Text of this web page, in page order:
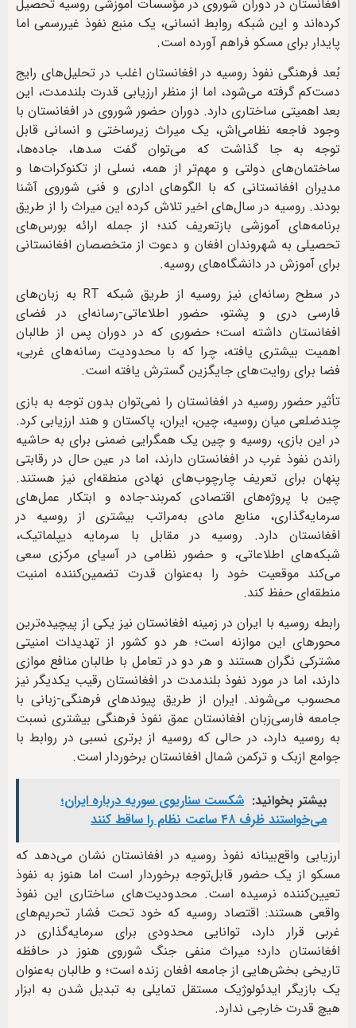
افغانستان در دوران شوروی در مؤسسات آموزشی روسیه تحصیل
کرده‌اند و این شبکه روابط انسانی، یک منبع نفوذ غیررسمی اما
پایدار برای مسکو فراهم آورده است.
بُعد فرهنگی نفوذ روسیه در افغانستان اغلب در تحلیل‌های رایج
دست‌کم گرفته می‌شود، اما از منظر ارزیابی قدرت بلندمدت، این
بعد اهمیتی ساختاری دارد. دوران حضور شوروی در افغانستان با
وجود فاجعه نظامی‌اش، یک میراث زیرساختی و انسانی قابل
‌توجه به جا گذاشت که می‌توان گفت سدها، جاده‌ها،
ساختمان‌های دولتی و مهم‌تر از همه، نسلی از تکنوکرات‌ها و
مدیران افغانستانی که با الگوهای اداری و فنی شوروی آشنا
بودند. روسیه در سال‌های اخیر تلاش کرده این میراث را از طریق
برنامه‌های آموزشی بازتعریف کند؛ از جمله ارائه بورس‌های
تحصیلی به شهروندان افغان و دعوت از متخصصان افغانستانی
برای آموزش در دانشگاه‌های روسیه.
در سطح رسانه‌ای نیز روسیه از طریق شبکه RT به زبان‌های
فارسی دری و پشتو، حضور اطلاعاتی-رسانه‌ای در فضای
افغانستان داشته است؛ حضوری که در دوران پس از طالبان
اهمیت بیشتری یافته، چرا که با محدودیت رسانه‌های غربی،
فضا برای روایت‌های جایگزین گسترش یافته است.
تأثیر حضور روسیه در افغانستان را نمی‌توان بدون توجه به بازی
چندضلعی میان روسیه، چین، ایران، پاکستان و هند ارزیابی کرد.
در این بازی، روسیه و چین یک همگرایی ضمنی برای به حاشیه
راندن نفوذ غرب در افغانستان دارند، اما در عین حال در رقابتی
پنهان برای تعریف چارچوب‌های نهادی منطقه‌ای نیز هستند.
چین با پروژه‌های اقتصادی کمربند-جاده و ابتکار عمل‌های
سرمایه‌گذاری، منابع مادی به‌مراتب بیشتری از روسیه در
افغانستان دارد. روسیه در مقابل با سرمایه دیپلماتیک،
شبکه‌های اطلاعاتی، و حضور نظامی در آسیای مرکزی سعی
می‌کند موقعیت خود را به‌عنوان قدرت تضمین‌کننده امنیت
منطقه‌ای حفظ کند.
رابطه روسیه با ایران در زمینه افغانستان نیز یکی از پیچیده‌ترین
محورهای این موازنه است؛ هر دو کشور از تهدیدات امنیتی
مشترکی نگران هستند و هر دو در تعامل با طالبان منافع موازی
دارند، اما در مورد نفوذ بلندمدت در افغانستان رقیب یکدیگر نیز
محسوب می‌شوند. ایران از طریق پیوندهای فرهنگی-زبانی با
جامعه فارسی‌زبان افغانستان عمق نفوذ فرهنگی بیشتری نسبت
به روسیه دارد، در حالی که روسیه از برتری نسبی در روابط با
جوامع ازبک و ترکمن شمال افغانستان برخوردار است.
بیشتر بخوانید: شکست سناریوی سوریه درباره ایران؛
می‌خواستند ظرف ۴۸ ساعت نظام را ساقط کنند
ارزیابی واقع‌بینانه نفوذ روسیه در افغانستان نشان می‌دهد که
مسکو از یک حضور قابل‌توجه برخوردار است اما هنوز به نفوذ
تعیین‌کننده نرسیده است. محدودیت‌های ساختاری این نفوذ
واقعی هستند: اقتصاد روسیه که خود تحت فشار تحریم‌های
غربی قرار دارد، توانایی محدودی برای سرمایه‌گذاری در
افغانستان دارد؛ میراث منفی جنگ شوروی هنوز در حافظه
تاریخی بخش‌هایی از جامعه افغان زنده است؛ و طالبان به‌عنوان
یک بازیگر ایدئولوژیک مستقل تمایلی به تبدیل شدن به ابزار
هیچ قدرت خارجی ندارد.